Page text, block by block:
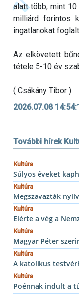
alatt több, mint
milliárd forintos
ingatlanokat
Az elkövetett
tétele 5-10 év
( Csákány Tibor )
2026.07.08
További hírek
Kultúra
Súlyos éveket
Kultúra
Megszavazták
Kultúra
Elérte a vég a
Kultúra
Magyar Péter
Kultúra
A katolikus
Kultúra
Poénnak indult a